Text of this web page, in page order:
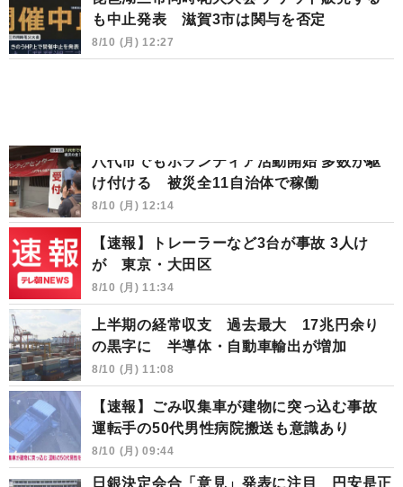
も中止発表 滋賀3市は関与を否定
8/10 (月) 12:27
八代市でもボランティア活動開始 多数が駆
け付ける 被災全11自治体で稼働
8/10 (月) 12:14
【速報】トレーラーなど3台が事故 3人け
が 東京・大田区
8/10 (月) 11:34
上半期の経常収支 過去最大 17兆円余り
の黒字に 半導体・自動車輸出が増加
8/10 (月) 11:08
【速報】ごみ収集車が建物に突っ込む事故
運転手の50代男性病院搬送も意識あり
8/10 (月) 09:44
日銀決定会合「意見」発表に注目 円安是正